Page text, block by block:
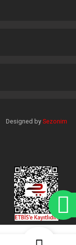
Designed by Sezonim